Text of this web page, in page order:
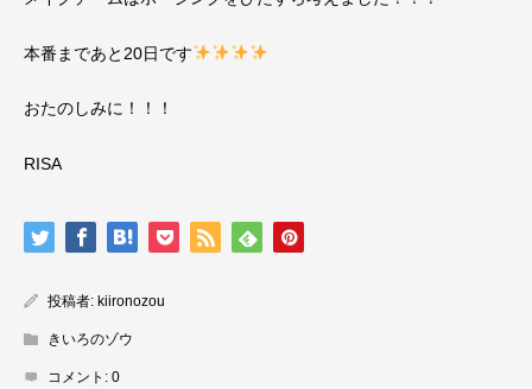
本番まであと20日です
おたのしみに！！！
RISA
投稿者: kiironozou
きいろのゾウ
コメント: 0